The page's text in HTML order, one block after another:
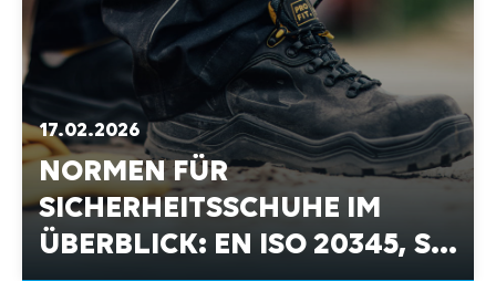
17.02.2026
NORMEN FÜR
SICHERHEITSSCHUHE IM
ÜBERBLICK: EN ISO 20345, S1,
S2 UND S3